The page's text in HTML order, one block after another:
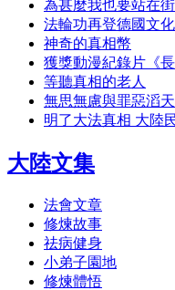
為甚麼我也要站在街
法輪功再登德國文
神奇的真相幣
獲獎動漫紀錄片《
等聽真相的老人
無思無慮與罪惡滔天
明了大法真相 大陸
大陸文集
法會文章
修煉故事
祛病健身
小弟子園地
修煉體悟